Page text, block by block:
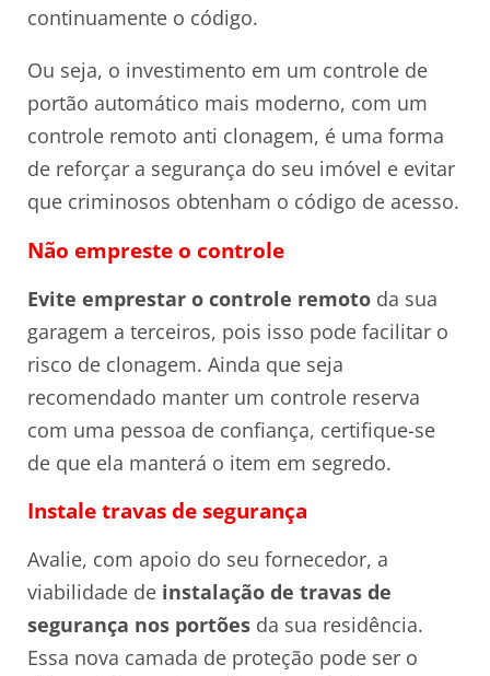
continuamente o código.
Ou seja, o investimento em um controle de
portão automático mais moderno, com um
controle remoto anti clonagem, é uma forma
de reforçar a segurança do seu imóvel e evitar
que criminosos obtenham o código de acesso.
Não empreste o controle
Evite emprestar o controle remoto da sua
garagem a terceiros, pois isso pode facilitar o
risco de clonagem. Ainda que seja
recomendado manter um controle reserva
com uma pessoa de confiança, certifique-se
de que ela manterá o item em segredo.
Instale travas de segurança
Avalie, com apoio do seu fornecedor, a
viabilidade de instalação de travas de
segurança nos portões da sua residência.
Essa nova camada de proteção pode ser o